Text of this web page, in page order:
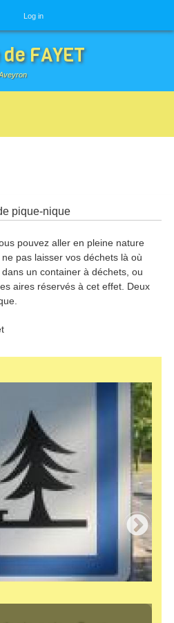
Log in
FAYET
pique-nique
pouvez aller en pleine nature
pas laisser vos déchets là où
un container à déchets, ou
aires réservés à cet effet. Deux
Fayet
Aire